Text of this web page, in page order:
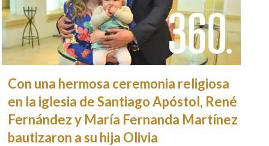
Con una hermosa ceremonia religiosa
en la iglesia de Santiago Apóstol, René
Fernández y María Fernanda Martínez
bautizaron a su hija Olivia